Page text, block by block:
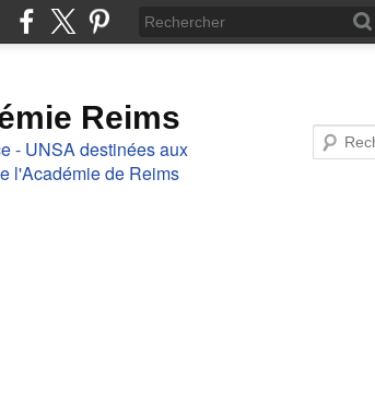
Reims
- UNSA destinées aux
l'Académie de Reims